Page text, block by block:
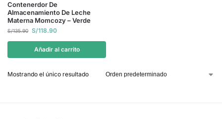
Contenerdor De
Almacenamiento De Leche
Materna Momcozy – Verde
S/135.90 S/118.90
Añadir al carrito
Mostrando el único resultado